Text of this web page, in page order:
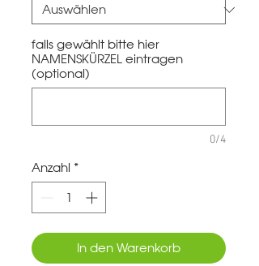
falls gewählt bitte hier
NAMENSKÜRZEL eintragen
(optional)
0/4
Anzahl *
In den Warenkorb